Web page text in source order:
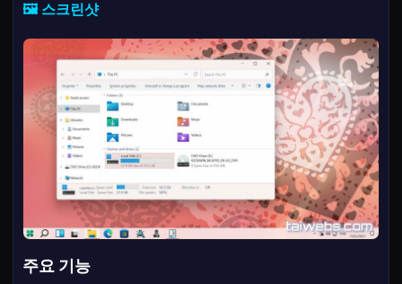
🖼️ 스크린샷
주요 기능